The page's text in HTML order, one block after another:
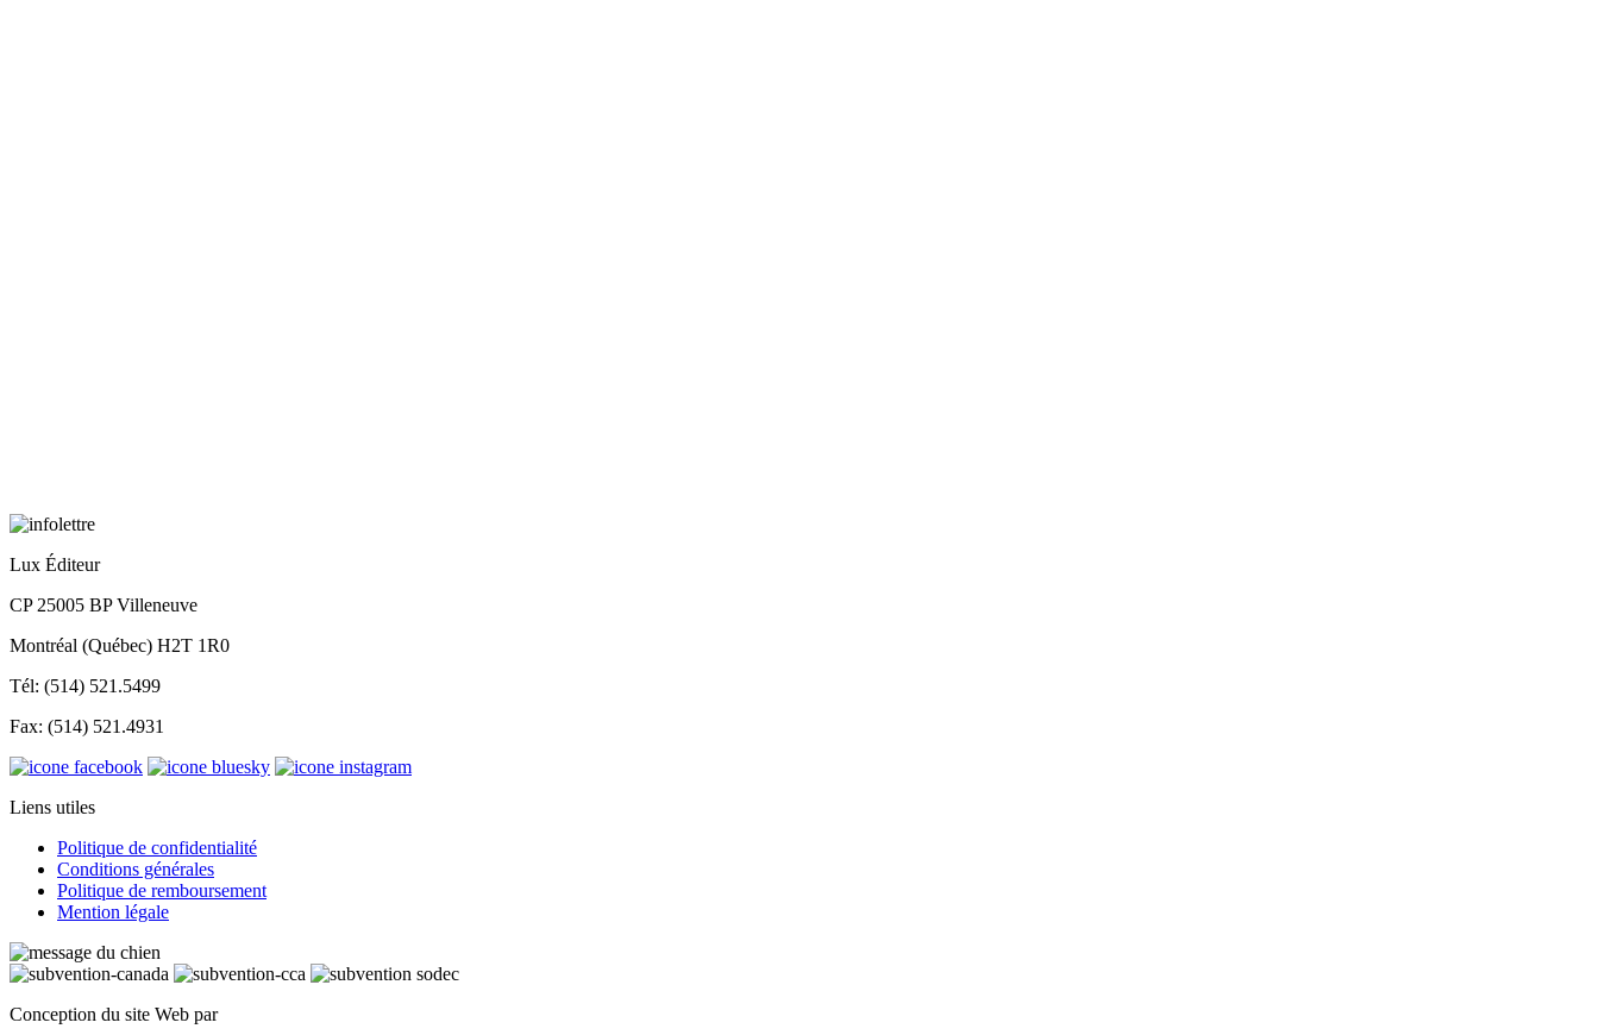
Lux Éditeur
CP 25005 BP Villeneuve
Montréal (Québec) H2T 1R0
Tél: (514) 521.5499
Fax: (514) 521.4931
Liens utiles
Politique de confidentialité
Conditions générales
Politique de remboursement
Mention légale
Conception du site Web par